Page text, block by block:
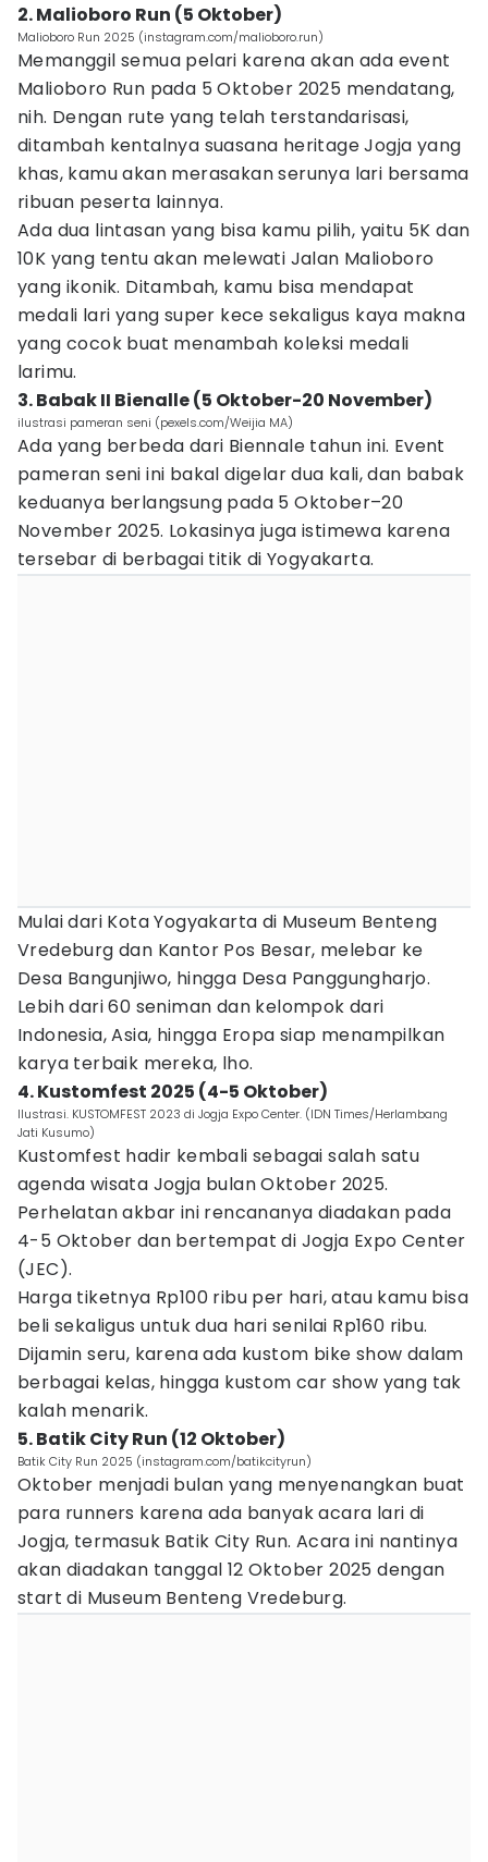
2. Malioboro Run (5 Oktober)
Malioboro Run 2025 (instagram.com/malioboro.run)
Memanggil semua pelari karena akan ada event
Malioboro Run pada 5 Oktober 2025 mendatang,
nih. Dengan rute yang telah terstandarisasi,
ditambah kentalnya suasana heritage Jogja yang
khas, kamu akan merasakan serunya lari bersama
ribuan peserta lainnya.
Ada dua lintasan yang bisa kamu pilih, yaitu 5K dan
10K yang tentu akan melewati Jalan Malioboro
yang ikonik. Ditambah, kamu bisa mendapat
medali lari yang super kece sekaligus kaya makna
yang cocok buat menambah koleksi medali
larimu.
3. Babak II Bienalle (5 Oktober-20 November)
ilustrasi pameran seni (pexels.com/Weijia MA)
Ada yang berbeda dari Biennale tahun ini. Event
pameran seni ini bakal digelar dua kali, dan babak
keduanya berlangsung pada 5 Oktober–20
November 2025. Lokasinya juga istimewa karena
tersebar di berbagai titik di Yogyakarta.
Mulai dari Kota Yogyakarta di Museum Benteng
Vredeburg dan Kantor Pos Besar, melebar ke
Desa Bangunjiwo, hingga Desa Panggungharjo.
Lebih dari 60 seniman dan kelompok dari
Indonesia, Asia, hingga Eropa siap menampilkan
karya terbaik mereka, lho.
4. Kustomfest 2025 (4-5 Oktober)
Ilustrasi. KUSTOMFEST 2023 di Jogja Expo Center. (IDN Times/Herlambang
Jati Kusumo)
Kustomfest hadir kembali sebagai salah satu
agenda wisata Jogja bulan Oktober 2025.
Perhelatan akbar ini rencananya diadakan pada
4-5 Oktober dan bertempat di Jogja Expo Center
(JEC).
Harga tiketnya Rp100 ribu per hari, atau kamu bisa
beli sekaligus untuk dua hari senilai Rp160 ribu.
Dijamin seru, karena ada kustom bike show dalam
berbagai kelas, hingga kustom car show yang tak
kalah menarik.
5. Batik City Run (12 Oktober)
Batik City Run 2025 (instagram.com/batikcityrun)
Oktober menjadi bulan yang menyenangkan buat
para runners karena ada banyak acara lari di
Jogja, termasuk Batik City Run. Acara ini nantinya
akan diadakan tanggal 12 Oktober 2025 dengan
start di Museum Benteng Vredeburg.